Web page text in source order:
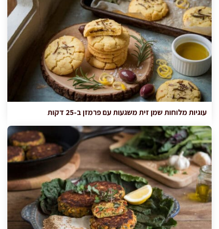
עוגיות מלוחות שמן זית משגעות עם פרמזן ב-25 דקות